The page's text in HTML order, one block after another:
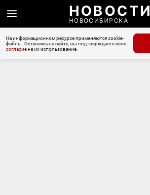
НОВОСТИ
НОВОСИБИРСКА
На информационном ресурсе применяются cookie-
файлы. Оставаясь на сайте, вы подтверждаете свое
согласиена их использование.